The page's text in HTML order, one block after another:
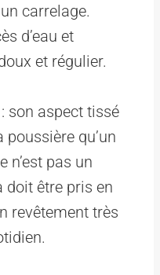
carrelage.
d’eau et
et régulier.
son aspect tissé
qu’un
n’est pas un
doit être pris en
revêtement très